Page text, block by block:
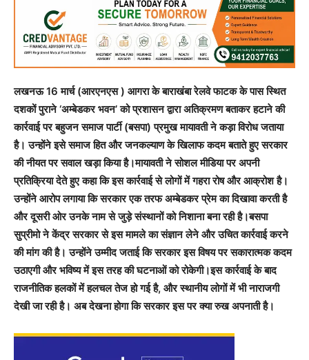
लखनऊ 16 मार्च (आरएनएस ) आगरा के बाराखंबा रेलवे फाटक के पास स्थित
दशकों पुराने ‘अम्बेडकर भवन’ को प्रशासन द्वारा अतिक्रमण बताकर हटाने की
कार्रवाई पर बहुजन समाज पार्टी (बसपा) प्रमुख मायावती ने कड़ा विरोध जताया
है। उन्होंने इसे समाज हित और जनकल्याण के खिलाफ कदम बताते हुए सरकार
की नीयत पर सवाल खड़ा किया है।मायावती ने सोशल मीडिया पर अपनी
प्रतिक्रिया देते हुए कहा कि इस कार्रवाई से लोगों में गहरा रोष और आक्रोश है।
उन्होंने आरोप लगाया कि सरकार एक तरफ अम्बेडकर प्रेम का दिखावा करती है
और दूसरी ओर उनके नाम से जुड़े संस्थानों को निशाना बना रही है।बसपा
सुप्रीमो ने केंद्र सरकार से इस मामले का संज्ञान लेने और उचित कार्रवाई करने
की मांग की है। उन्होंने उम्मीद जताई कि सरकार इस विषय पर सकारात्मक कदम
उठाएगी और भविष्य में इस तरह की घटनाओं को रोकेगी।इस कार्रवाई के बाद
राजनीतिक हलकों में हलचल तेज हो गई है, और स्थानीय लोगों में भी नाराजगी
देखी जा रही है। अब देखना होगा कि सरकार इस पर क्या रुख अपनाती है।